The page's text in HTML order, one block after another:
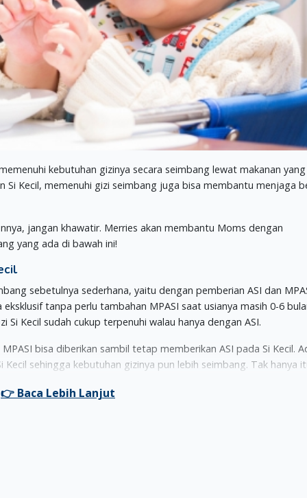
kebutuhan gizinya secara seimbang lewat makanan yang
Si Kecil, memenuhi gizi seimbang juga bisa membantu menjaga
jangan khawatir. Merries akan membantu Moms dengan
yang ada di bawah ini!
sebetulnya sederhana, yaitu dengan pemberian ASI dan
tanpa perlu tambahan MPASI saat usianya masih 0-6
Kecil sudah cukup terpenuhi walau hanya dengan ASI.
bisa diberikan sambil tetap memberikan ASI pada Si Kecil.
sehingga kebutuhan gizinya pun lebih seimbang. Tak hanya